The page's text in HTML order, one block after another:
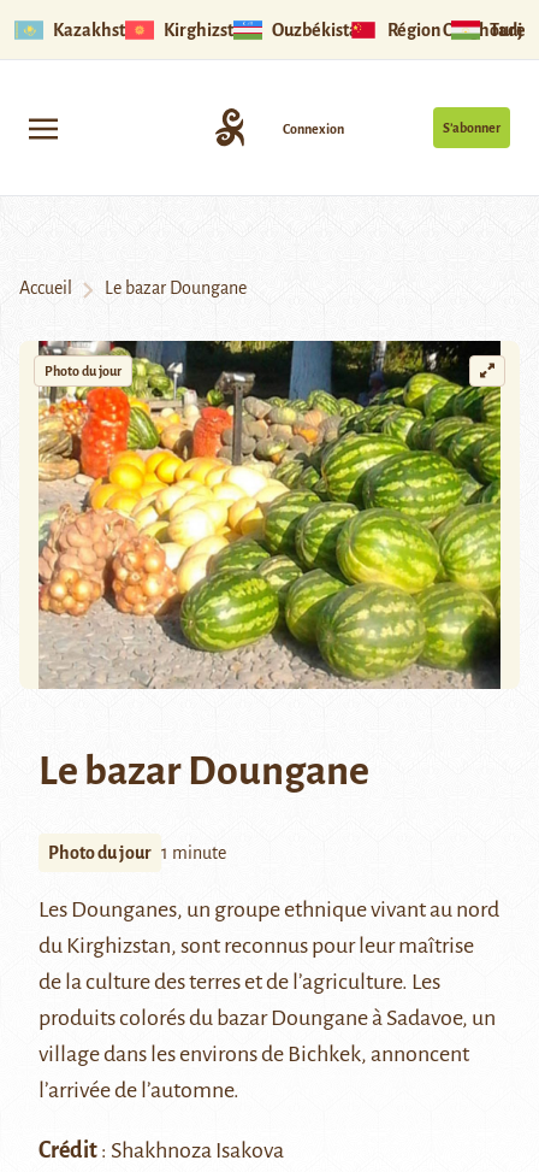
Kazakhstan Kirghizstan Ouzbékistan Région Ouïghoure
S’abonner
Connexion
Accueil Le bazar Doungane
Photo du jour
Le bazar Doungane
Photo du jour 1 minute
Les Dounganes, un groupe ethnique vivant au nord
du Kirghizstan, sont reconnus pour leur maîtrise
de la culture des terres et de l’agriculture. Les
produits colorés du bazar Doungane à Sadavoe, un
village dans les environs de Bichkek, annoncent
l’arrivée de l’automne.
Crédit : Shakhnoza Isakova